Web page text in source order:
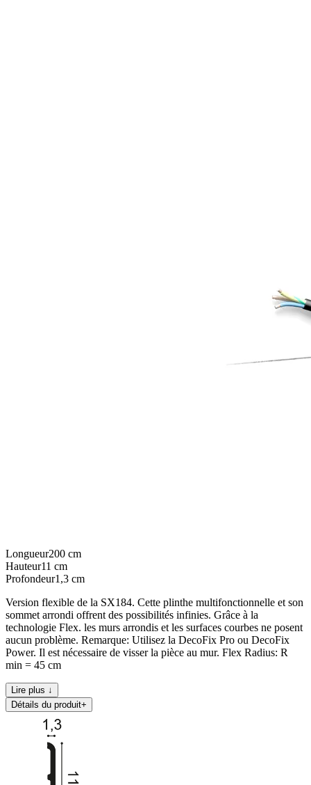
Longueur200 cm
Hauteur11 cm
Profondeur1,3 cm
Version flexible de la SX184. Cette plinthe multifonctionnelle et son
sommet arrondi offrent des possibilités infinies. Grâce à la
technologie Flex. les murs arrondis et les surfaces courbes ne posent
aucun problème. Remarque: Utilisez la DecoFix Pro ou DecoFix
Power. Il est nécessaire de visser la pièce au mur. Flex Radius: R
min = 45 cm
Lire plus ↓
Détails du produit+